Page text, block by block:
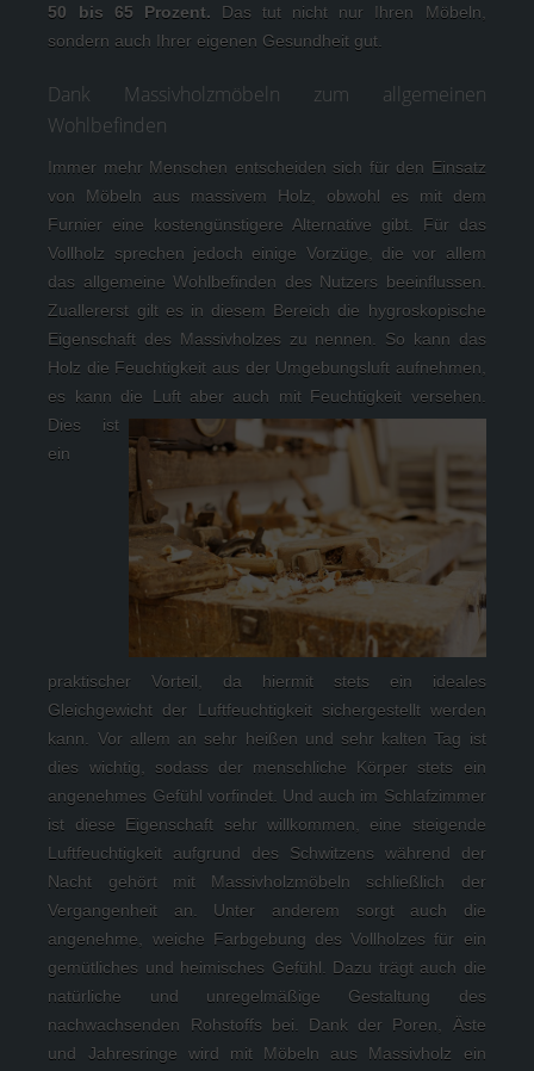
50 bis 65 Prozent. Das tut nicht nur Ihren Möbeln,
sondern auch Ihrer eigenen Gesundheit gut.
Dank Massivholzmöbeln zum allgemeinen
Wohlbefinden
Immer mehr Menschen entscheiden sich für den Einsatz
von Möbeln aus massivem Holz, obwohl es mit dem
Furnier eine kostengünstigere Alternative gibt. Für das
Vollholz sprechen jedoch einige Vorzüge, die vor allem
das allgemeine Wohlbefinden des Nutzers beeinflussen.
Zuallererst gilt es in diesem Bereich die hygroskopische
Eigenschaft des Massivholzes zu nennen. So kann das
Holz die Feuchtigkeit aus der Umgebungsluft aufnehmen,
es kann die Luft aber auch mit Feuchtigkeit versehen.
Dies ist
ein
praktischer Vorteil, da hiermit stets ein ideales
Gleichgewicht der Luftfeuchtigkeit sichergestellt werden
kann. Vor allem an sehr heißen und sehr kalten Tag ist
dies wichtig, sodass der menschliche Körper stets ein
angenehmes Gefühl vorfindet. Und auch im Schlafzimmer
ist diese Eigenschaft sehr willkommen, eine steigende
Luftfeuchtigkeit aufgrund des Schwitzens während der
Nacht gehört mit Massivholzmöbeln schließlich der
Vergangenheit an. Unter anderem sorgt auch die
angenehme, weiche Farbgebung des Vollholzes für ein
gemütliches und heimisches Gefühl. Dazu trägt auch die
natürliche und unregelmäßige Gestaltung des
nachwachsenden Rohstoffs bei. Dank der Poren, Äste
und Jahresringe wird mit Möbeln aus Massivholz ein